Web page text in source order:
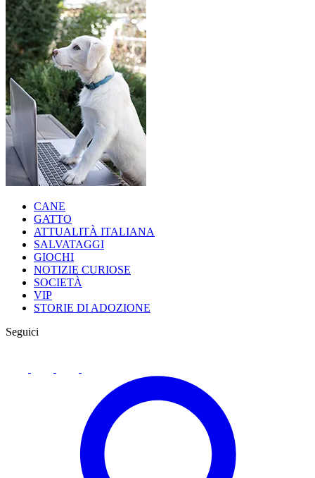
CANE
GATTO
ATTUALITÀ ITALIANA
SALVATAGGI
GIOCHI
NOTIZIE CURIOSE
SOCIETÀ
VIP
STORIE DI ADOZIONE
Seguici